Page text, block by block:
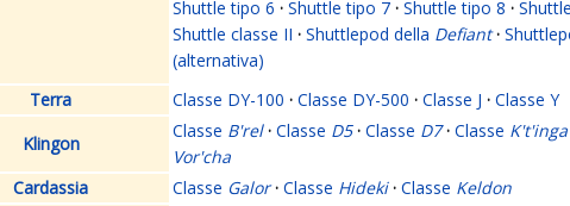
Shuttle tipo 6 · Shuttle tipo 7 · Shuttle tipo 8 ·
Shuttle classe II · Shuttlepod della Defiant ·
(alternativa)
Terra
Classe DY-100 · Classe DY-500 · Classe J · Classe Y
Klingon
Classe B'rel · Classe D5 · Classe D7 · Classe K't'inga
Vor'cha
Cardassia
Classe Galor · Classe Hideki · Classe Keldon